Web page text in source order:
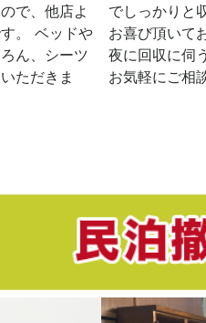
で、他店よ
。 ベッドや
ん、シーツ
ただきま
でしっかりと
お喜び頂いて
夜に回収に伺
お気軽にご相